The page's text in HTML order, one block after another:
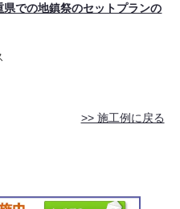
での地鎮祭のセットプランの
>> 施工例に戻る